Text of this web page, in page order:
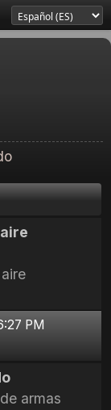
PM
armas